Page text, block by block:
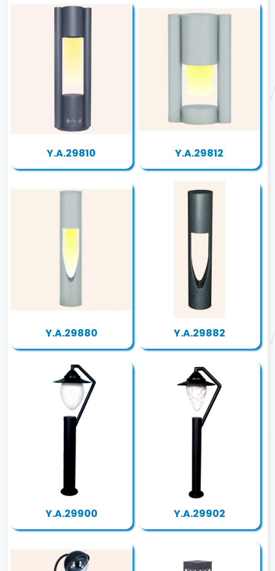
Y.A.29810 Y.A.29812
Y.A.29880 Y.A.29882
Y.A.29900 Y.A.29902